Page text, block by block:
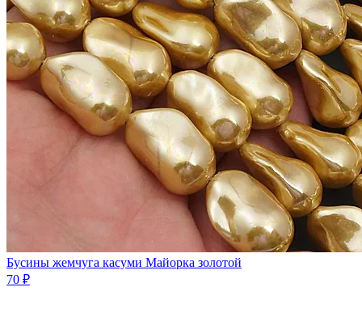
Бусины жемчуга касуми Майорка золотой
70 ₽